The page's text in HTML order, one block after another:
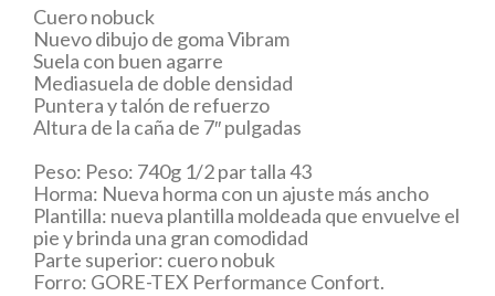
Cuero nobuck
Nuevo dibujo de goma Vibram
Suela con buen agarre
Mediasuela de doble densidad
Puntera y talón de refuerzo
Altura de la caña de 7″ pulgadas
Peso: Peso: 740g 1/2 par talla 43
Horma: Nueva horma con un ajuste más ancho
Plantilla: nueva plantilla moldeada que envuelve el
pie y brinda una gran comodidad
Parte superior: cuero nobuk
Forro: GORE-TEX Performance Confort.